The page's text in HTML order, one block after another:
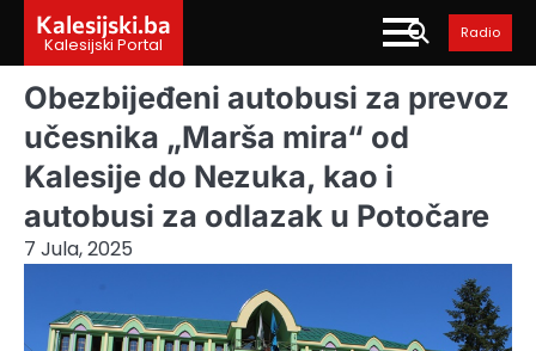
content
Kalesijski.ba
Kalesijski Portal
Radio
Obezbijeđeni autobusi za prevoz
učesnika „Marša mira“ od
Kalesije do Nezuka, kao i
autobusi za odlazak u Potočare
7 Jula, 2025